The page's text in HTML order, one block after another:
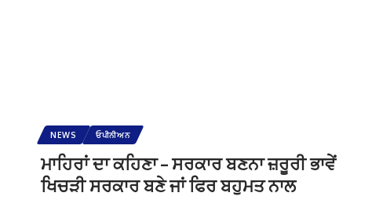
NEWS ਓਪੀਨੀਅਨ
ਮਾਹਿਰਾਂ ਦਾ ਕਹਿਣਾ – ਸਰਕਾਰ ਬਣਨਾ ਜ਼ਰੂਰੀ ਭਾਵੇਂ
ਖਿਚੜੀ ਸਰਕਾਰ ਬਣੇ ਜਾਂ ਫਿਰ ਬਹੁਮਤ ਨਾਲ